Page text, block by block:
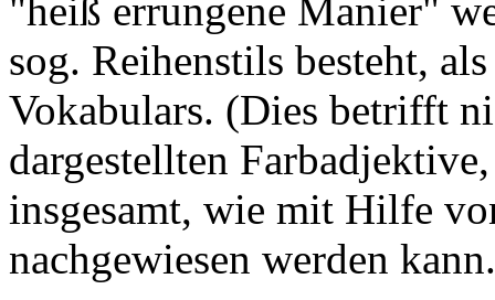
"heiß errungene Manier"
sog. Reihenstils besteht,
Vokabulars. (Dies betrifft
dargestellten
insgesamt, wie mit Hilfe
nachgewiesen werden